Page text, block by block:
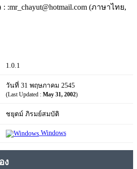
(ภาษาไทย,
1.0.1
วันที่ 31 พฤษภาคม 2545
(Last Updated : May 31, 2002)
ชยุตม์ ภิรมย์สมบัติ
Windows
ง